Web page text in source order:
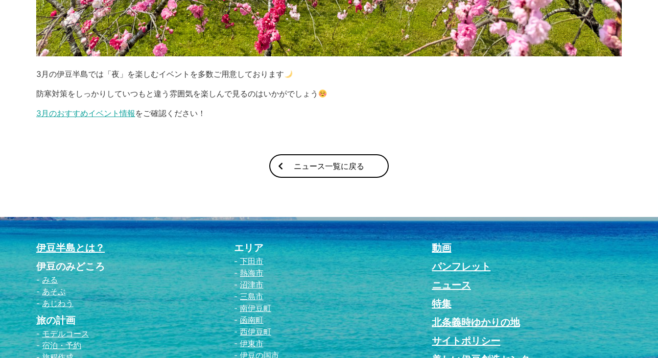
3月の伊豆半島では「夜」を楽しむイベントを多数ご用意しております
防寒対策をしっかりしていつもと違う雰囲気を楽しんで見るのはいかがでしょう
3月のおすすめイベント情報 をご確認ください！
ニュース一覧に戻る
伊豆半島とは？
伊豆のみどころ
みる
あそぶ
あじわう
旅の計画
モデルコース
宿泊・予約
エリア
下田市
熱海市
沼津市
三島市
南伊豆町
函南町
西伊豆町
伊東市
伊豆の国市
動画
パンフレット
ニュース
特集
北条義時ゆかりの地
サイトポリシー